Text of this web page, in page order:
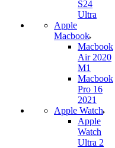
S24
Ultra
Apple
Macbook
Macbook
Air 2020
M1
Macbook
Pro 16
2021
Apple Watch
Apple
Watch
Ultra 2